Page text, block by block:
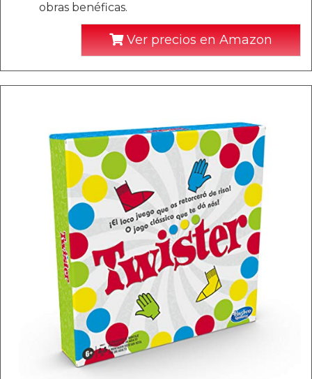
obras benéficas.
Ver precios en Amazon